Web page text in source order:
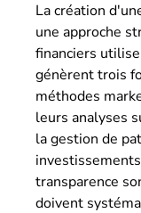
La création
une approche
financiers
génèrent trois
méthodes
leurs analyses
la gestion de
transparence
doivent